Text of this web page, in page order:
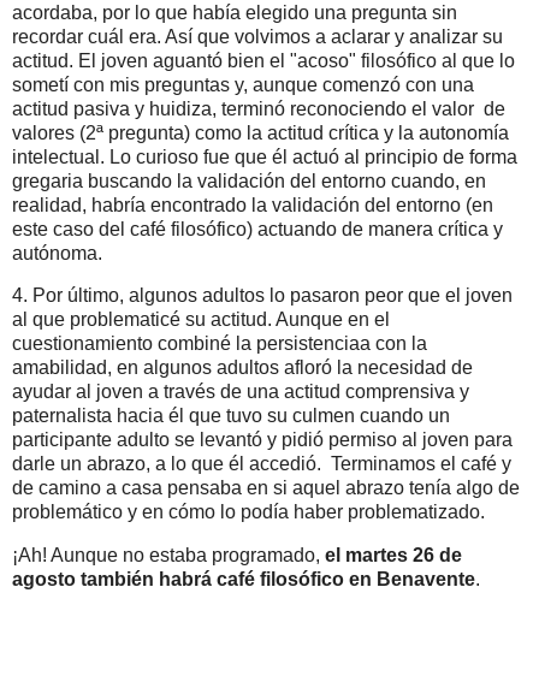
acordaba, por lo que había elegido una pregunta sin
recordar cuál era. Así que volvimos a aclarar y analizar su
actitud. El joven aguantó bien el "acoso" filosófico al que lo
sometí con mis preguntas y, aunque comenzó con una
actitud pasiva y huidiza, terminó reconociendo el valor de
valores (2ª pregunta) como la actitud crítica y la autonomía
intelectual. Lo curioso fue que él actuó al principio de forma
gregaria buscando la validación del entorno cuando, en
realidad, habría encontrado la validación del entorno (en
este caso del café filosófico) actuando de manera crítica y
autónoma.
4. Por último, algunos adultos lo pasaron peor que el joven
al que problematicé su actitud. Aunque en el
cuestionamiento combiné la persistenciaa con la
amabilidad, en algunos adultos afloró la necesidad de
ayudar al joven a través de una actitud comprensiva y
paternalista hacia él que tuvo su culmen cuando un
participante adulto se levantó y pidió permiso al joven para
darle un abrazo, a lo que él accedió. Terminamos el café y
de camino a casa pensaba en si aquel abrazo tenía algo de
problemático y en cómo lo podía haber problematizado.
¡Ah! Aunque no estaba programado, el martes 26 de
agosto también habrá café filosófico en Benavente.